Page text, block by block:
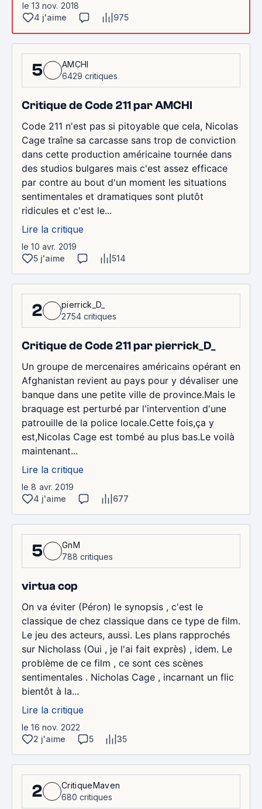
le 13 nov. 2018
4 j'aime
975
5
AMCHI
6429 critiques
Critique de Code 211 par AMCHI
Code 211 n'est pas si pitoyable que cela, Nicolas
Cage traîne sa carcasse sans trop de conviction
dans cette production américaine tournée dans
des studios bulgares mais c'est assez efficace
par contre au bout d'un moment les situations
sentimentales et dramatiques sont plutôt
ridicules et c'est le...
Lire la critique
le 10 avr. 2019
5 j'aime
514
2
pierrick_D_
2754 critiques
Critique de Code 211 par pierrick_D_
Un groupe de mercenaires américains opérant en
Afghanistan revient au pays pour y dévaliser une
banque dans une petite ville de province.Mais le
braquage est perturbé par l'intervention d'une
patrouille de la police locale.Cette fois,ça y
est,Nicolas Cage est tombé au plus bas.Le voilà
maintenant...
Lire la critique
le 8 avr. 2019
4 j'aime
677
5
GnM
788 critiques
virtua cop
On va éviter (Péron) le synopsis , c'est le
classique de chez classique dans ce type de film.
Le jeu des acteurs, aussi. Les plans rapprochés
sur Nicholass (Oui , je l'ai fait exprès) , idem. Le
problème de ce film , ce sont ces scènes
sentimentales . Nicholas Cage , incarnant un flic
bientôt à la...
Lire la critique
le 16 nov. 2022
2 j'aime
5 35
2
CritiqueMaven
680 critiques